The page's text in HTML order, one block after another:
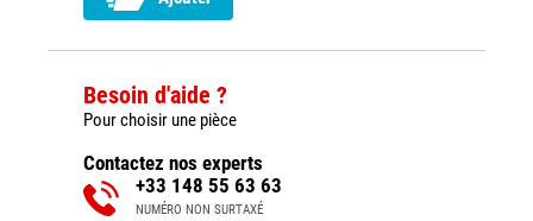
Besoin d'aide ?
Pour choisir une pièce
Contactez nos experts
+33 148 55 63 63
NUMÉRO NON SURTAXÉ